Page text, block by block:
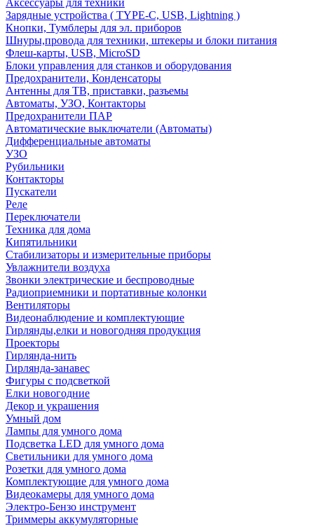
Аксессуары для техники
Зарядные устройства ( TYPE-C, USB, Lightning )
Кнопки, Тумблеры для эл. приборов
Шнуры,провода для техники, штекеры и блоки питания
Флеш-карты, USB, MicroSD
Блоки управления для станков и оборудования
Предохранители, Конденсаторы
Антенны для ТВ, приставки, разъемы
Автоматы, УЗО, Контакторы
Предохранители ПАР
Автоматические выключатели (Автоматы)
Дифференциальные автоматы
УЗО
Рубильники
Контакторы
Пускатели
Реле
Переключатели
Техника для дома
Кипятильники
Стабилизаторы и измерительные приборы
Увлажнители воздуха
Звонки электрические и беспроводные
Радиоприемники и портативные колонки
Вентиляторы
Видеонаблюдение и комплектующие
Гирлянды,елки и новогодняя продукция
Проекторы
Гирлянда-нить
Гирлянда-занавес
Фигуры с подсветкой
Елки новогодние
Декор и украшения
Умный дом
Лампы для умного дома
Подсветка LED для умного дома
Светильники для умного дома
Розетки для умного дома
Комплектующие для умного дома
Видеокамеры для умного дома
Электро-Бензо инструмент
Триммеры аккумуляторные